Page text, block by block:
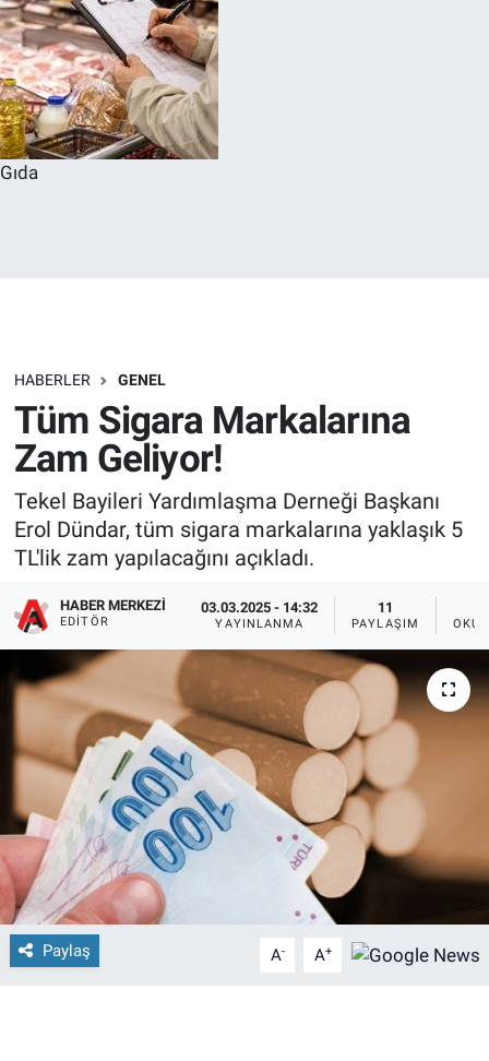
Gıda
HABERLER GENEL
Tüm Sigara Markalarına
Zam Geliyor!
Tekel Bayileri Yardımlaşma Derneği Başkanı
Erol Dündar, tüm sigara markalarına yaklaşık 5
TL'lik zam yapılacağını açıkladı.
HABER MERKEZI
EDITÖR
03.03.2025 - 14:32
YAYINLANMA
11
PAYLAŞIM
Paylaş A- A+